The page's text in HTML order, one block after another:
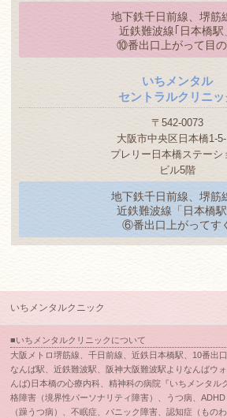
地下鉄千日前線、堺筋
近鉄難波線｢日本橋駅
⑩番出口上がって目
いちメンタル
セントラルクリニッ
〒542-0073
大阪市中央区日本橋1-
プレリー日本橋ステーシ
ビル5階
地下鉄千日前線、堺筋
近鉄難波線「日本橋駅
⑥番出口上がってす
いちメンタルクニック
■いちメンタルクリニックについて
大阪メトロ堺筋線、千日前線、近鉄日本橋駅、10番出
なんば駅、近鉄難波駅、阪神大阪難波駅よりなんばウ
んば)日本橋の心療内科、精神科の病院『いちメンタル
格障害（境界性パーソナリティ障害）、うつ病、
（躁うつ病）、不眠症、パニック障害、認知症（もの